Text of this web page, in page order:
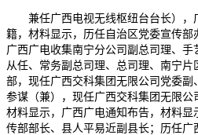
兼任广西电视无线枢纽台台长），
籍，材料显示，历任自治区党委宣传部
广西广电收集南宁分公司副总司理、
从任、常务副总司理、总司理、南宁
部，现任广西交科集团无限公司党委
参谋（兼），现任广西交科集团无限公
材料显示，广西广电通知布告，材料显
传部部长、县人平易近副县长；历任